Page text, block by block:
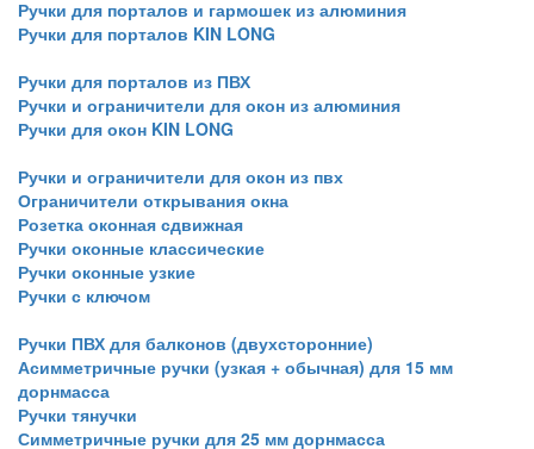
Ручки для порталов и гармошек из алюминия
Ручки для порталов KIN LONG
Ручки для порталов из ПВХ
Ручки и ограничители для окон из алюминия
Ручки для окон KIN LONG
Ручки и ограничители для окон из пвх
Ограничители открывания окна
Розетка оконная сдвижная
Ручки оконные классические
Ручки оконные узкие
Ручки с ключом
Ручки ПВХ для балконов (двухсторонние)
Асимметричные ручки (узкая + обычная) для 15 мм
дорнмасса
Ручки тянучки
Симметричные ручки для 25 мм дорнмасса